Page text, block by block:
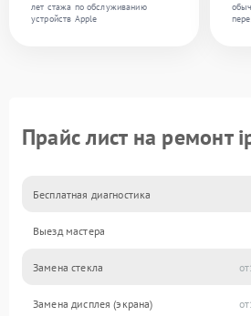
лет стажа по обслуживанию
устройств Apple
Прайс лист на ремонт
Бесплатная диагностика
Выезд мастера
Замена стекла
Замена дисплея (экрана)